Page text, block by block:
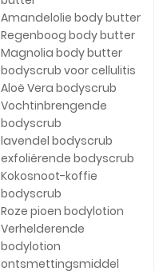
Amandelolie body butter
Regenboog body butter
Magnolia body butter
bodyscrub voor cellulitis
Aloë Vera bodyscrub
Vochtinbrengende
bodyscrub
lavendel bodyscrub
exfoliërende bodyscrub
Kokosnoot-koffie
bodyscrub
Roze pioen bodylotion
Verhelderende
bodylotion
ontsmettingsmiddel